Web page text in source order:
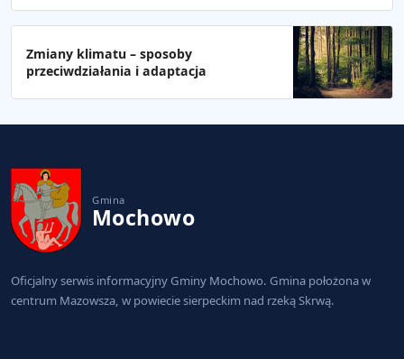
Zmiany klimatu – sposoby
przeciwdziałania i adaptacja
Gmina
Mochowo
Oficjalny serwis informacyjny Gminy Mochowo. Gmina położona w
centrum Mazowsza, w powiecie sierpeckim nad rzeką Skrwą.